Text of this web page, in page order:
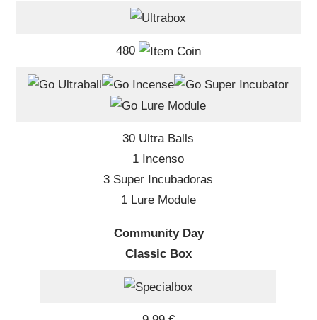
480
30 Ultra Balls
1 Incenso
3 Super Incubadoras
1 Lure Module
Community Day
Classic Box